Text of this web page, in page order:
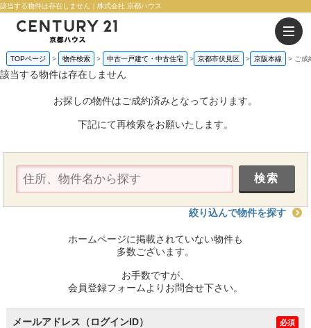
該当する物件は存在しません｜株式会社 京都ハウス
TOPページ 物件検索 中古一戸建て・中古住宅 京都市伏見区 京阪本線 ご成
該当する物件は存在しません
お探しの物件はご成約済みとなっております。
下記にて再検索をお願いたします。
絞り込んで物件を探す
ホームページに掲載されていない物件も
多数ございます。
お手数ですが、
会員登録フォームよりお問合せ下さい。
メールアドレス（ログインID） 必須